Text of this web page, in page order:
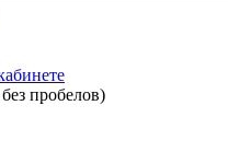
пробелов)